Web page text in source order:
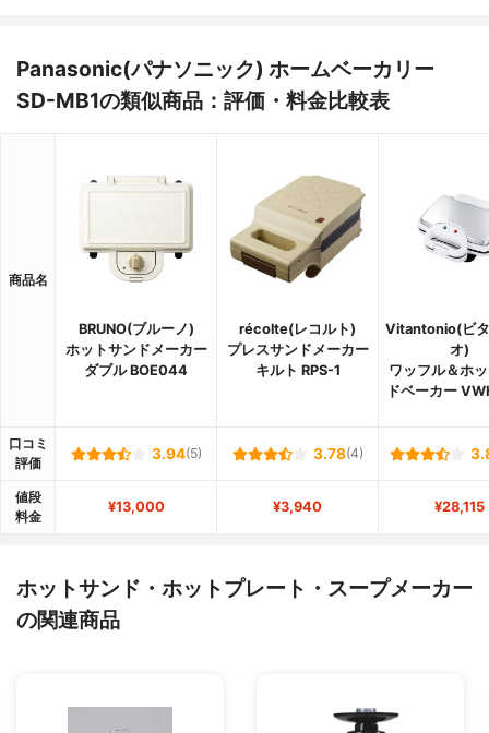
Panasonic(パナソニック) ホームベーカリー
SD-MB1の類似商品：評価・料金比較表
商品名
BRUNO(ブルーノ)
ホットサンドメーカー
ダブル BOE044
récolte(レコルト)
プレスサンドメーカー
キルト RPS-1
Vitantonio(ビ
オ)
ワッフル＆ホ
ドベーカー
口コミ
評価
3.94(5) 3.78(4)
値段
料金
¥13,000 ¥3,940 ¥28,115
ホットサンド・ホットプレート・スープメーカー
の関連商品